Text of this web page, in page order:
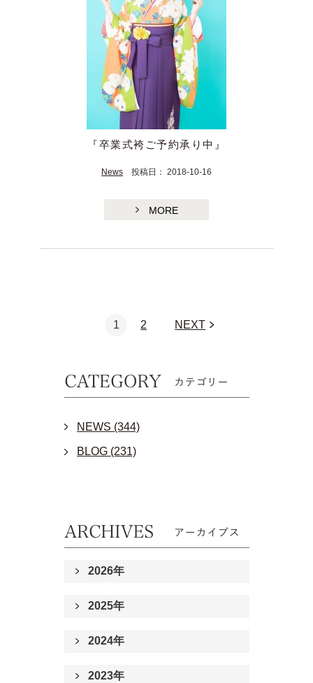
『卒業式袴ご予約承り中』
News 投稿日： 2018-10-16
MORE
1 2 NEXT
NEWS (344)
BLOG (231)
2026年
2025年
2024年
2023年